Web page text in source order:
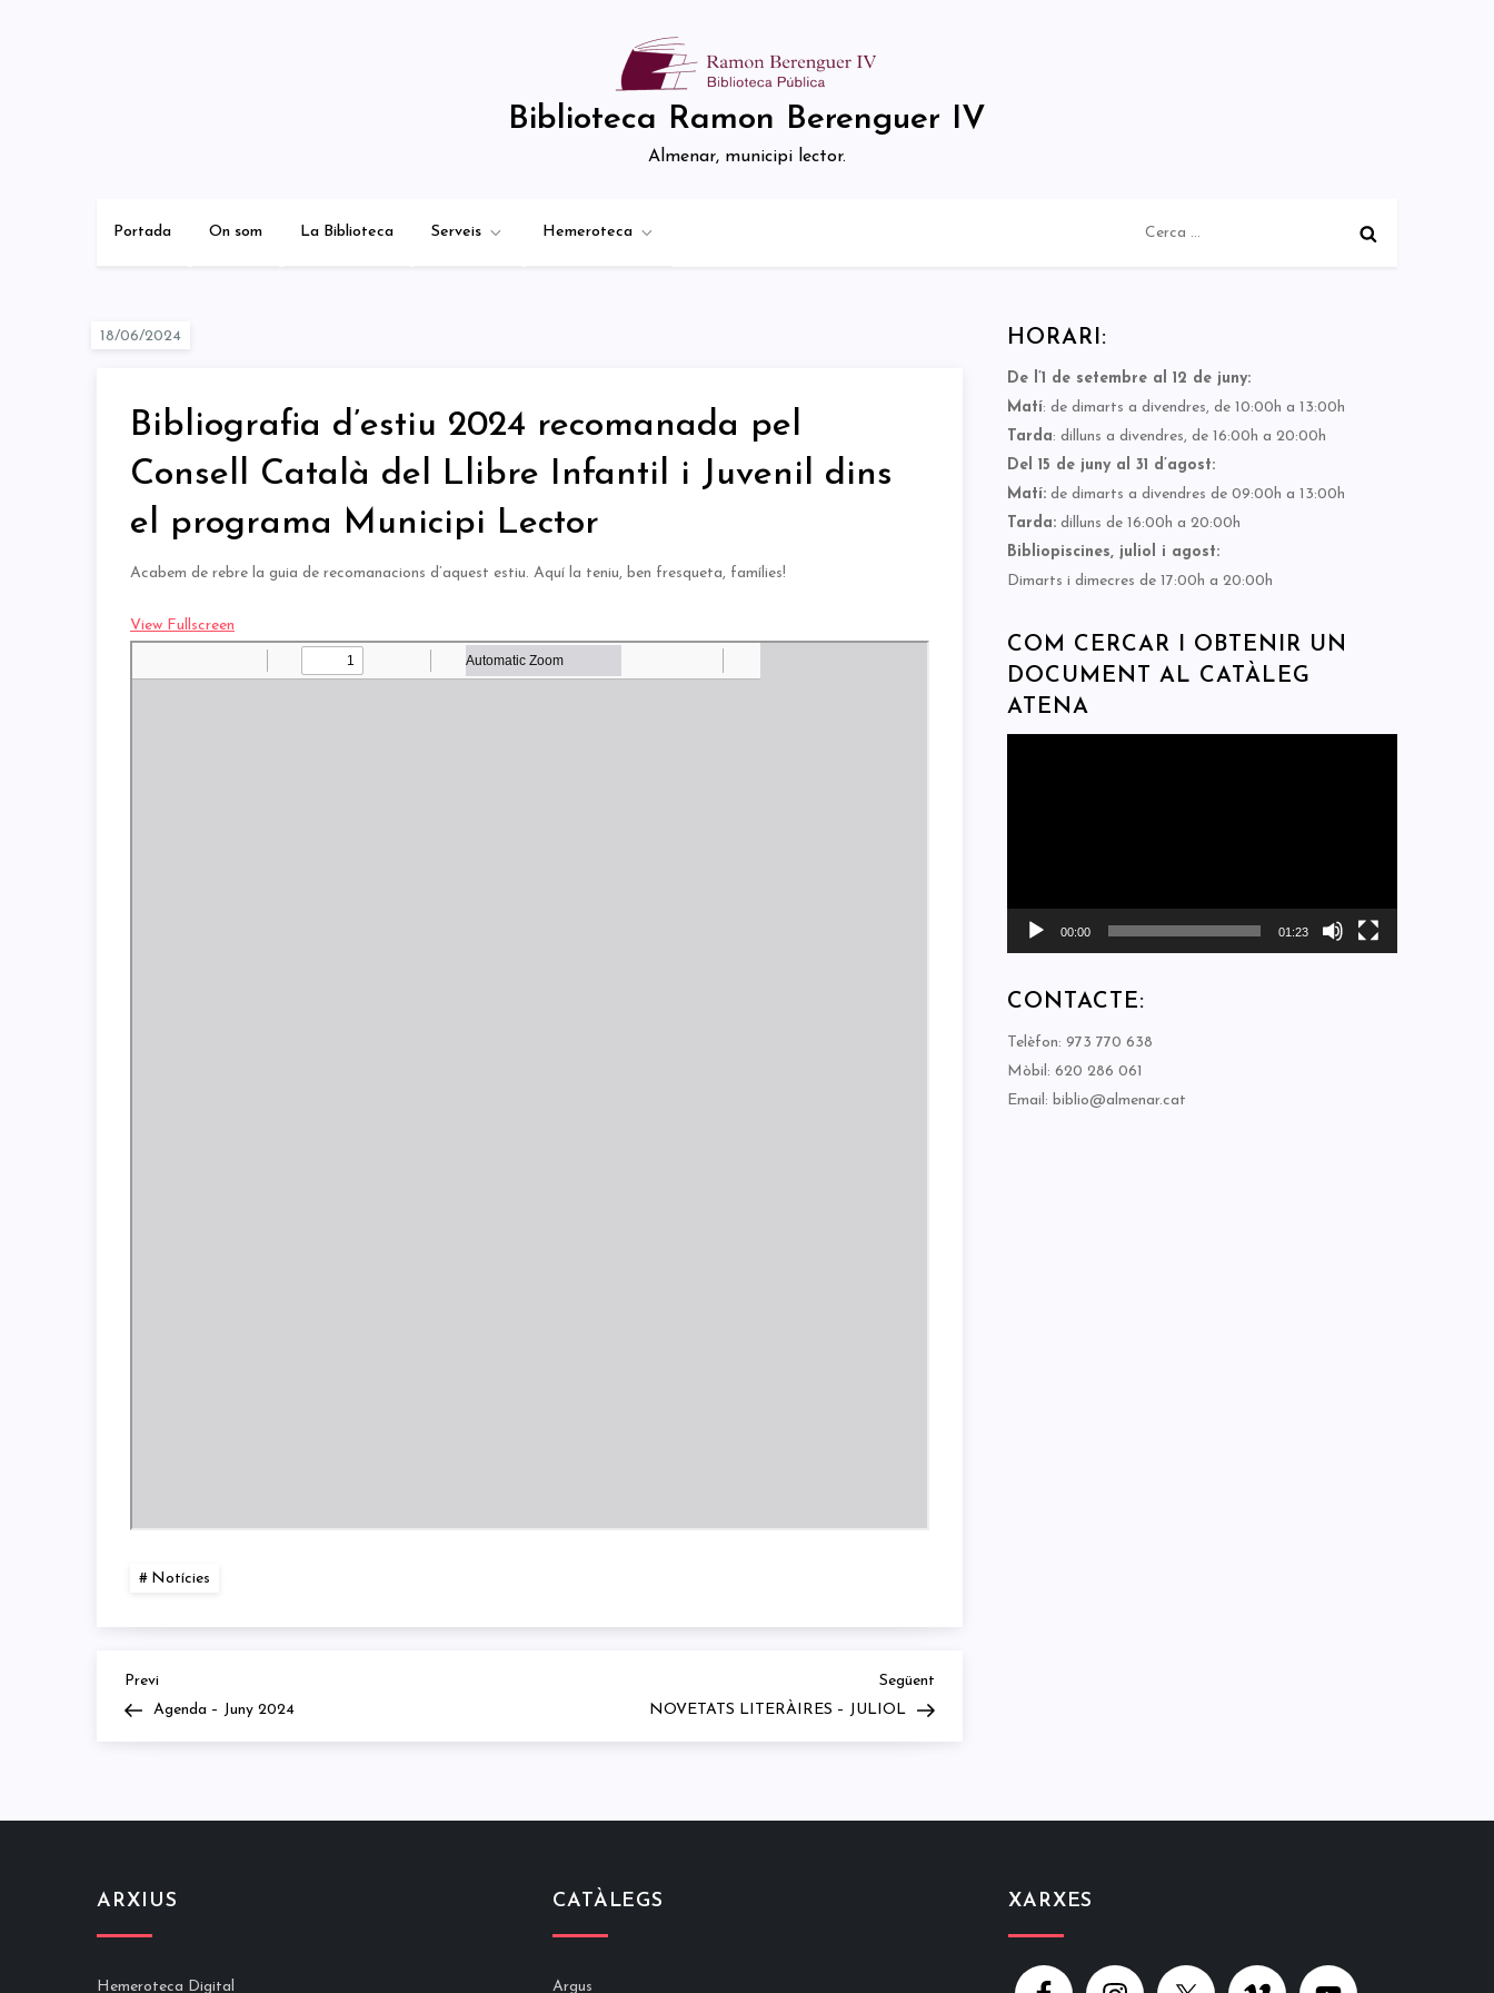
Biblioteca Ramon Berenguer IV
Almenar, municipi lector.
Portada On som La Biblioteca Serveis Hemeroteca
Bibliografia d’estiu 2024 recomanada pel
Consell Català del Llibre Infantil i Juvenil dins
el programa Municipi Lector
Acabem de rebre la guia de recomanacions d’aquest estiu. Aquí la teniu, ben fresqueta, famílies!
View Fullscreen
Notícies
Navegació
d'entrades
Previous
Post
Previ
Agenda – Juny 2024
Post
Següent
NOVETATS LITERÀIRES – JULIOL
HORARI:
De l’1 de setembre al 12 de juny:
Matí: de dimarts a divendres, de 10:00h a 13:00h
Tarda: dilluns a divendres, de 16:00h a 20:00h
Del 15 de juny al 31 d’agost:
Matí: de dimarts a divendres de 09:00h a 13:00h
Tarda: dilluns de 16:00h a 20:00h
Bibliopiscines, juliol i agost:
Dimarts i dimecres de 17:00h a 20:00h
COM CERCAR I OBTENIR UN
DOCUMENT AL CATÀLEG
ATENA
00:00 01:23
CONTACTE:
Telèfon: 973 770 638
Mòbil: 620 286 061
Email: biblio@almenar.cat
ARXIUS
Hemeroteca Digital
CATÀLEGS
Argus
XARXES